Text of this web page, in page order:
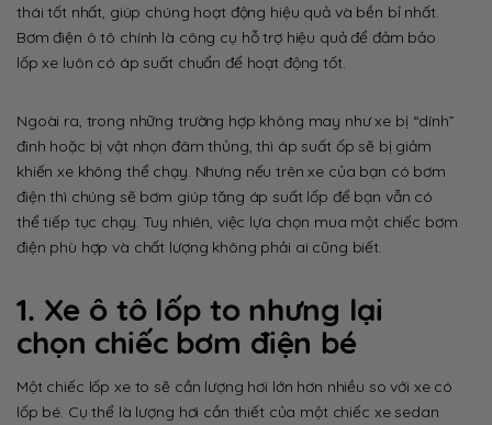
thái tốt nhất, giúp chúng hoạt động hiệu quả và bền bỉ nhất.
Bơm điện ô tô chính là công cụ hỗ trợ hiệu quả để đảm bảo
lốp xe luôn có áp suất chuẩn để hoạt động tốt.
Ngoài ra, trong những trường hợp không may như xe bị “dính”
đinh hoặc bị vật nhọn đâm thủng, thì áp suất ốp sẽ bị giảm
khiến xe không thể chạy. Nhưng nếu trên xe của bạn có bơm
điện thì chúng sẽ bơm giúp tăng áp suất lốp để bạn vẫn có
thể tiếp tục chạy. Tuy nhiên, việc lựa chọn mua một chiếc bơm
điện phù hợp và chất lượng không phải ai cũng biết.
1. Xe ô tô lốp to nhưng lại
chọn chiếc bơm điện bé
Một chiếc lốp xe to sẽ cần lượng hơi lớn hơn nhiều so với xe có
lốp bé. Cụ thể là lượng hơi cần thiết của một chiếc xe sedan